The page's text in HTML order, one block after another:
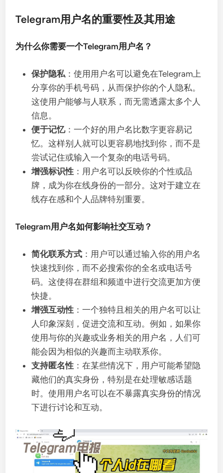
Telegram用户名的重要性及其用途
为什么你需要一个Telegram用户名？
保护隐私：使用用户名可以避免在Telegram上
分享你的手机号码，从而保护你的个人隐私。
这使用户能够与人联系，而无需透露太多个人
信息。
便于记忆：一个好的用户名比数字更容易记
忆。这样别人就可以更容易地找到你，而不是
尝试记住或输入一个复杂的电话号码。
增强标识性 ：用户名可以反映你的个性或品
牌，成为你在线身份的一部分。这对于建立在
线存在感和个人品牌特别重要。
Telegram用户名如何影响社交互动？
简化联系方式 ：用户可以通过输入你的用户名
快速找到你，而不必搜索你的全名或电话号
码。这使得在群组和频道中进行交流更加方便
快捷。
增强互动性 ：一个独特且相关的用户名可以让
人印象深刻，促进交流和互动。例如，如果你
使用与你的兴趣或业务相关的用户名，人们可
能会因为相似的兴趣而主动联系你。
支持匿名性 ：在某些情况下，用户可能希望隐
藏他们的真实身份，特别是在处理敏感话题
时。使用用户名可以在不暴露真实身份的情况
下进行讨论和互动。